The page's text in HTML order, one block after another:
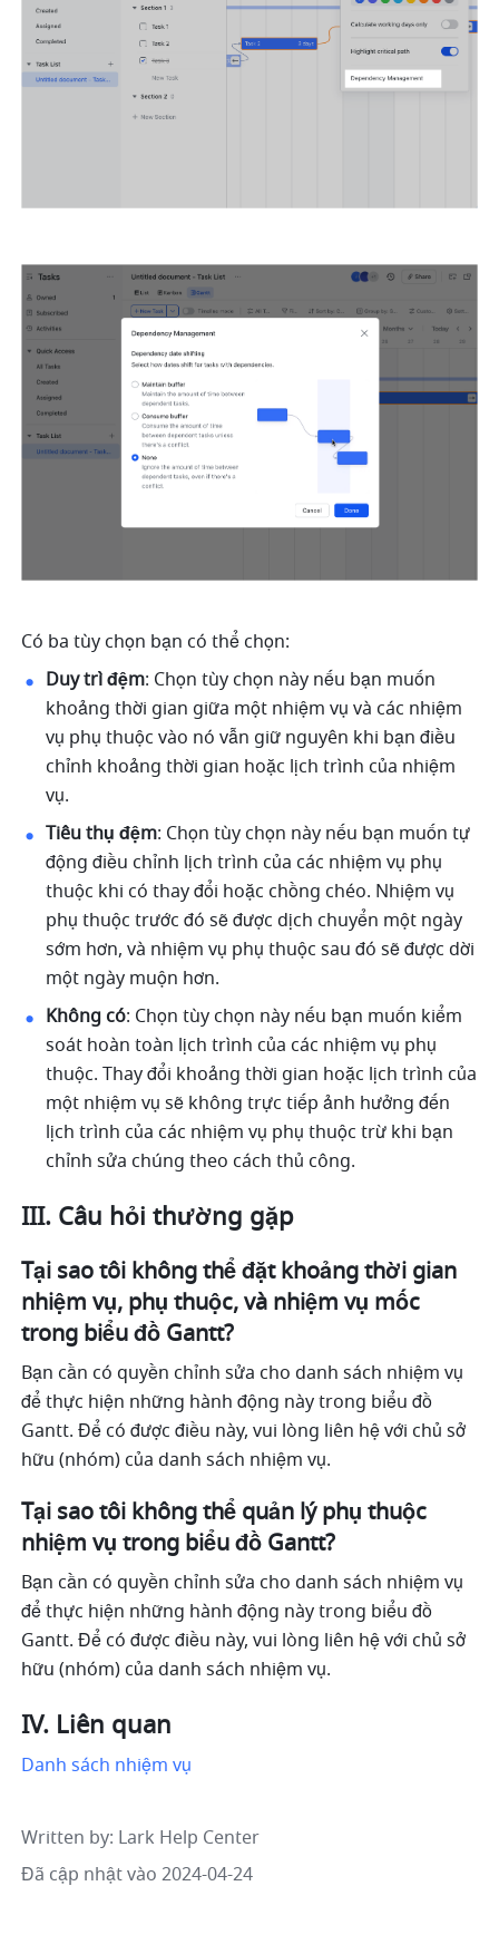
Có ba tùy chọn bạn có thể chọn:
Duy trì đệm: Chọn tùy chọn này nếu bạn muốn
khoảng thời gian giữa một nhiệm vụ và các nhiệm
vụ phụ thuộc vào nó vẫn giữ nguyên khi bạn điều
chỉnh khoảng thời gian hoặc lịch trình của nhiệm
vụ.
Tiêu thụ đệm: Chọn tùy chọn này nếu bạn muốn tự
động điều chỉnh lịch trình của các nhiệm vụ phụ
thuộc khi có thay đổi hoặc chồng chéo. Nhiệm vụ
phụ thuộc trước đó sẽ được dịch chuyển một ngày
sớm hơn, và nhiệm vụ phụ thuộc sau đó sẽ được dời
một ngày muộn hơn.
Không có: Chọn tùy chọn này nếu bạn muốn kiểm
soát hoàn toàn lịch trình của các nhiệm vụ phụ
thuộc. Thay đổi khoảng thời gian hoặc lịch trình của
một nhiệm vụ sẽ không trực tiếp ảnh hưởng đến
lịch trình của các nhiệm vụ phụ thuộc trừ khi bạn
chỉnh sửa chúng theo cách thủ công.
III. Câu hỏi thường gặp
Tại sao tôi không thể đặt khoảng thời gian
nhiệm vụ, phụ thuộc, và nhiệm vụ mốc
trong biểu đồ Gantt?
Bạn cần có quyền chỉnh sửa cho danh sách nhiệm vụ
để thực hiện những hành động này trong biểu đồ
Gantt. Để có được điều này, vui lòng liên hệ với chủ sở
hữu (nhóm) của danh sách nhiệm vụ.
Tại sao tôi không thể quản lý phụ thuộc
nhiệm vụ trong biểu đồ Gantt?
Bạn cần có quyền chỉnh sửa cho danh sách nhiệm vụ
để thực hiện những hành động này trong biểu đồ
Gantt. Để có được điều này, vui lòng liên hệ với chủ sở
hữu (nhóm) của danh sách nhiệm vụ.
IV. Liên quan
Danh sách nhiệm vụ
Written by: Lark Help Center
Đã cập nhật vào 2024-04-24